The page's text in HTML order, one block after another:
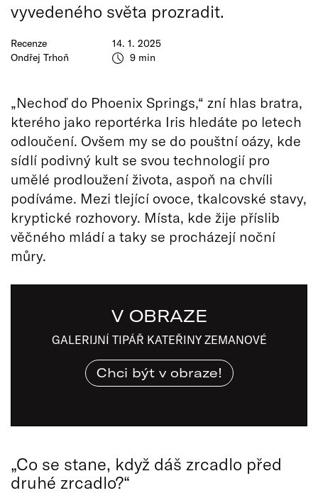
Recenze
Ondřej Trhoň
14. 1. 2025
9 min
vyvedeného světa prozradit.
„Nechoď do Phoenix Springs,“ zní hlas bratra,
kterého jako reportérka Iris hledáte po letech
odloučení. Ovšem my se do pouštní oázy, kde
sídlí podivný kult se svou technologií pro
umělé prodloužení života, aspoň na chvíli
podíváme. Mezi tlející ovoce, tkalcovské stavy,
kryptické rozhovory. Místa, kde žije příslib
věčného mládí a taky se procházejí noční
můry.
V OBRAZE
GALERIJNÍ TIPÁŘ KATEŘINY ZEMANOVÉ
Chci být v obraze!
„Co se stane, když dáš zrcadlo před
druhé zrcadlo?“